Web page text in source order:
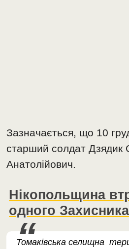
Зазначається, що 10
старший солдат Дзядик
Анатолійович.
Нікопольщина
одного
Томаківська селищна